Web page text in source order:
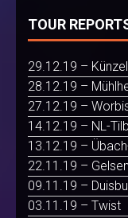
TOUR
29.12.19 –
28.12.19 –
27.12.19 –
14.12.19 – NL-
13.12.19 –
22.11.19 –
09.11.19 –
03.11.19 – Twist